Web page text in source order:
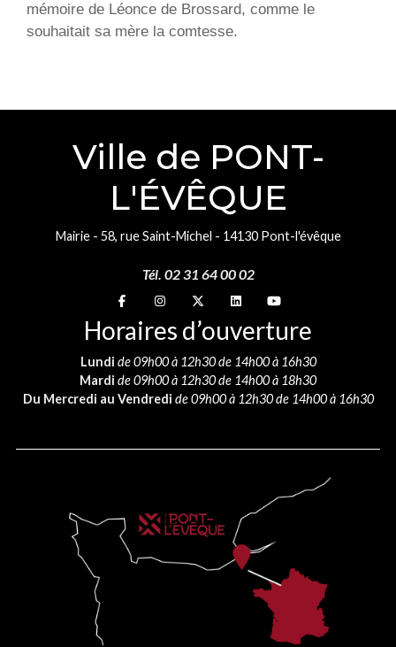
mémoire de Léonce de Brossard, comme le
souhaitait sa mère la comtesse.
Ville de PONT-
L'ÉVÊQUE
Mairie - 58, rue Saint-Michel - 14130 Pont-l'évêque
Tél. 02 31 64 00 02
Suivez-nous sur
Suivez-nous sur
Suivez-nous sur
Suivez-nous sur
Suivez-nous sur
Horaires d’ouverture
Lundi de 09h00 à 12h30 de 14h00 à 16h30
Mardi de 09h00 à 12h30 de 14h00 à 18h30
Du Mercredi au Vendredi de 09h00 à 12h30 de 14h00 à 16h30